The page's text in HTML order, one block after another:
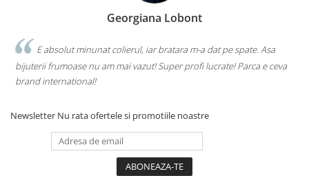
Georgiana Lobont
E absolut minunat colierul, iar bratara m-a dat pe spate. Asa
bijuterii frumoase nu am mai vazut! Super profi lucrate! Parca e ceva
brand international!
Newsletter Nu rata ofertele si promotiile noastre